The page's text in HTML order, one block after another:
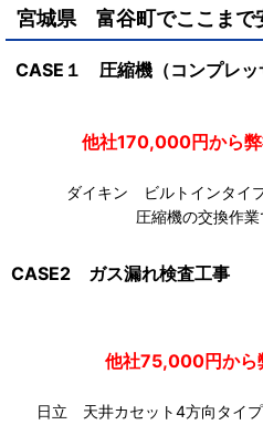
宮城県 富谷町でここまで
CASE１ 圧縮機（コンプレッ
他社170,000円から
ダイキン ビルトインタイ
圧縮機の交換作業
CASE2 ガス漏れ検査工事
他社75,000円から
日立 天井カセット4方向タイ